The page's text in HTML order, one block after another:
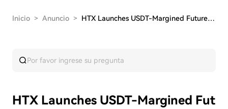
Inicio > Anuncio > HTX Launches USDT-Margined Futures Grid Trading…
HTX Launches USDT-Margined Fut